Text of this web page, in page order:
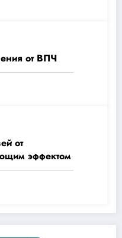
от ВПЧ
от
эффектом